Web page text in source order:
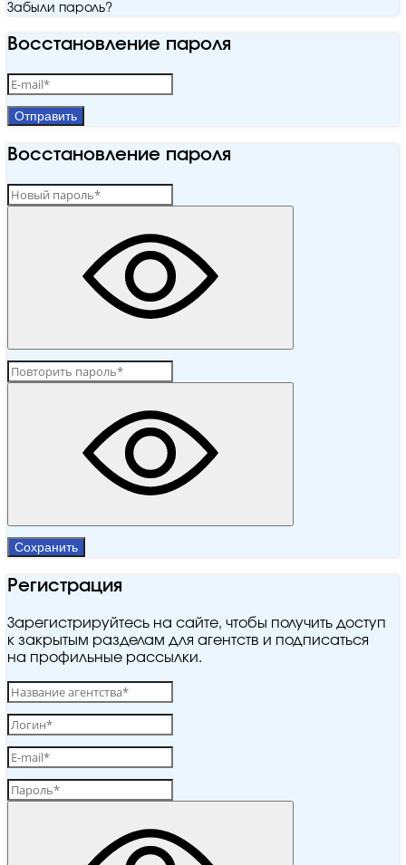
Забыли пароль?
Восстановление пароля
Отправить
Восстановление пароля
Сохранить
Регистрация
Зарегистрируйтесь на сайте, чтобы получить доступ
к закрытым разделам для агентств и подписаться
на профильные рассылки.